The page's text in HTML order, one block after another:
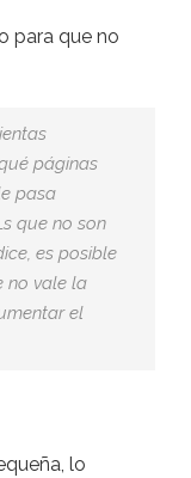
para que no
páginas
pasa
que no son
es posible
no vale la
el
lo